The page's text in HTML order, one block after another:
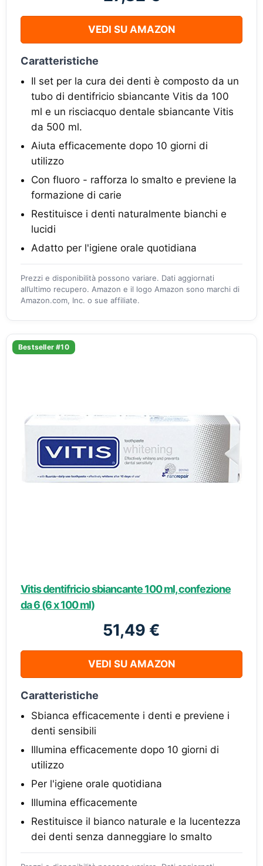
VEDI SU AMAZON
Caratteristiche
Il set per la cura dei denti è composto da un
tubo di dentifricio sbiancante Vitis da 100
ml e un risciacquo dentale sbiancante Vitis
da 500 ml.
Aiuta efficacemente dopo 10 giorni di
utilizzo
Con fluoro - rafforza lo smalto e previene la
formazione di carie
Restituisce i denti naturalmente bianchi e
lucidi
Adatto per l'igiene orale quotidiana
Prezzi e disponibilità possono variare. Dati aggiornati
all’ultimo recupero. Amazon e il logo Amazon sono marchi di
Amazon.com, Inc. o sue affiliate.
Bestseller #10
Vitis dentifricio sbiancante 100 ml, confezione
da 6 (6 x 100 ml)
51,49 €
VEDI SU AMAZON
Caratteristiche
Sbianca efficacemente i denti e previene i
denti sensibili
Illumina efficacemente dopo 10 giorni di
utilizzo
Per l'igiene orale quotidiana
Illumina efficacemente
Restituisce il bianco naturale e la lucentezza
dei denti senza danneggiare lo smalto